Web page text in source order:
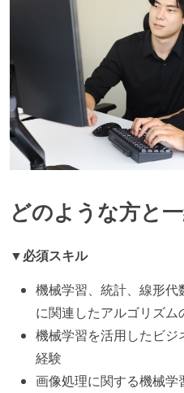
どのような方と
▼必須スキル
機械学習、統計、線形代
に関連したアルゴリズム
機械学習を活用したビ
経験
画像処理に関する機械